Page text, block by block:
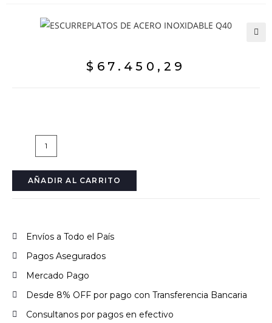
$ 67.450,29
AÑADIR AL CARRITO
Envíos a Todo el País
Pagos Asegurados
Mercado Pago
Desde 8% OFF por pago con Transferencia Bancaria
Consultanos por pagos en efectivo